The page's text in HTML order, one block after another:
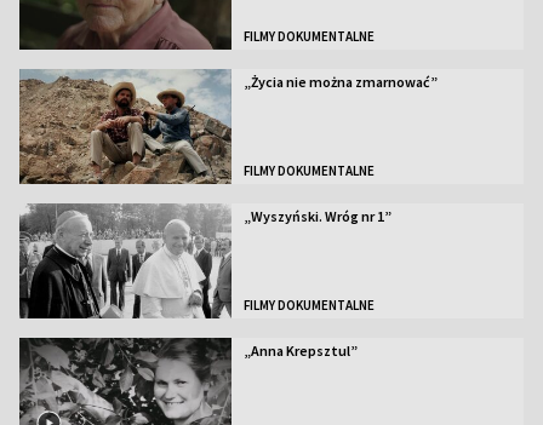
FILMY DOKUMENTALNE
„Życia nie można zmarnować”
FILMY DOKUMENTALNE
„Wyszyński. Wróg nr 1”
FILMY DOKUMENTALNE
„Anna Krepsztul”